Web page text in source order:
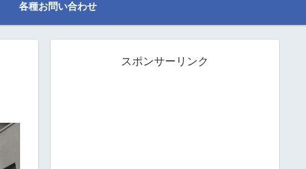
各種お問い合わせ
スポンサーリンク